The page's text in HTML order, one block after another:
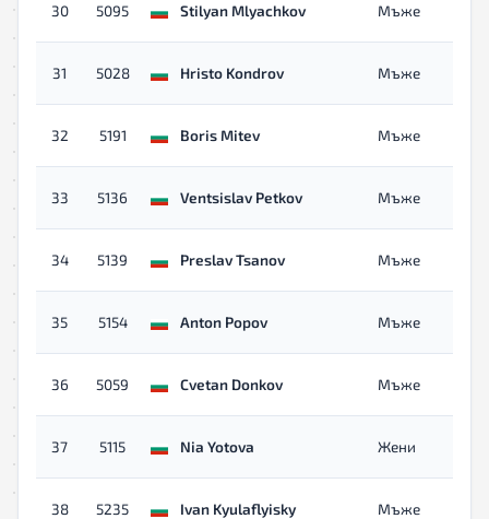
30 5095 Stilyan Mlyachkov Мъже
31 5028 Hristo Kondrov Мъже
32 5191 Boris Mitev Мъже
33 5136 Ventsislav Petkov Мъже
34 5139 Preslav Tsanov Мъже
35 5154 Anton Popov Мъже
36 5059 Cvetan Donkov Мъже
37 5115 Nia Yotova Жени
38 5235 Ivan Kyulaflyisky Мъже